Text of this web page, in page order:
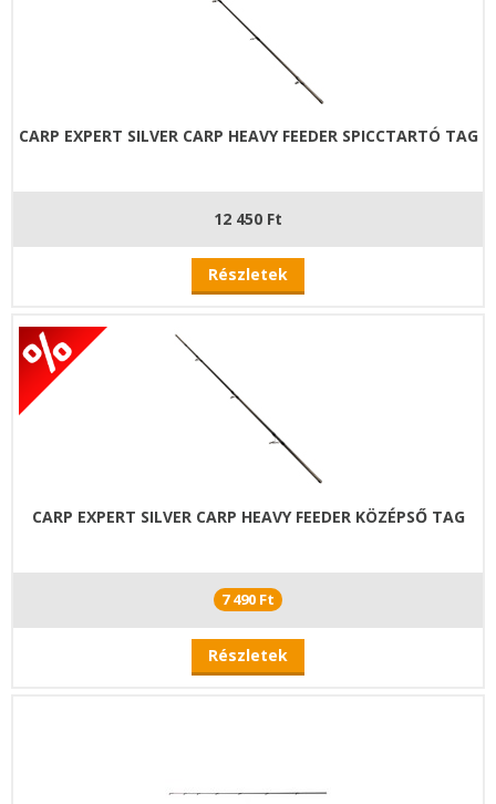
CARP EXPERT SILVER CARP HEAVY FEEDER SPICCTARTÓ TAG
12 450 Ft
Részletek
CARP EXPERT SILVER CARP HEAVY FEEDER KÖZÉPSŐ TAG
7 490 Ft
Részletek